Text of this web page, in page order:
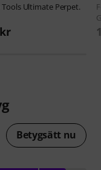
Tools Ultimate Perpet.
Betygsätt nu